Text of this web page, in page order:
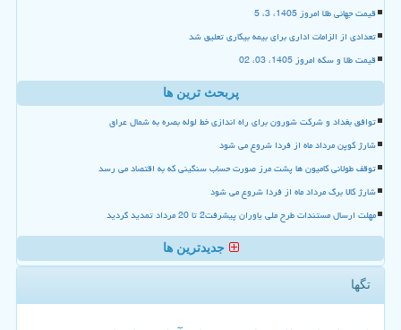
قیمت جهانی طلا امروز 1405، 3، 5
تعدادی از الزامات اداری برای بیمه بیکاری تعلیق شد
قیمت طلا و سکه امروز 1405، 03، 02
پربحث ترین ها
توافق بغداد و شرکت شورون برای راه اندازی خط لوله بصره به شمال عراق
شارژ کوپن مرداد ماه از فردا شروع می شود
توقف طولانی کامیون ها پشت مرز صورت حساب سنگینی که به اقتصاد می رسد
شارژ کالا برگ مرداد ماه از فردا شروع می شود
مهلت ارسال مستندات طرح ملی یاوران پیشرفت2 تا 20 مرداد تمدید گردید
جدیدترین ها
تگها